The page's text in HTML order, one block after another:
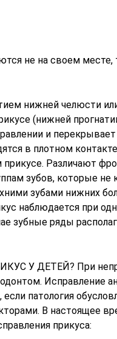
не на своем месте,
нижней челюсти
(нижней
и
в плотном
Различают
зубов, которые не
зубами нижних
наблюдается при
зубные ряды
У ДЕТЕЙ? При
Исправление
патология
В настоящее
прикуса: